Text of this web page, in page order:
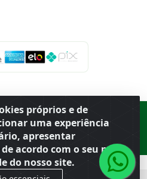
próprios e de
uma experiência
apresentar
acordo com o seu perfil
do nosso site.
Porto Ferreira ·BR
91